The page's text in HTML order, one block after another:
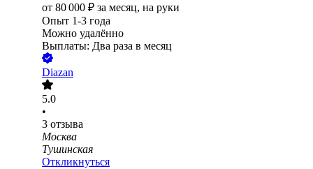
от 80 000 ₽ за месяц, на руки
Опыт 1-3 года
Можно удалённо
Выплаты: Два раза в месяц
Diazan
5.0
•
3 отзыва
Москва
Тушинская
Откликнуться